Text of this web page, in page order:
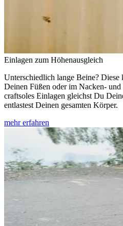
Einlagen zum Höhenausgleich
Unterschiedlich lange Beine?
Deinen Füßen oder im Nacken-
craftsoles Einlagen gleichst Du
entlastest Deinen gesamten Körper.
mehr erfahren